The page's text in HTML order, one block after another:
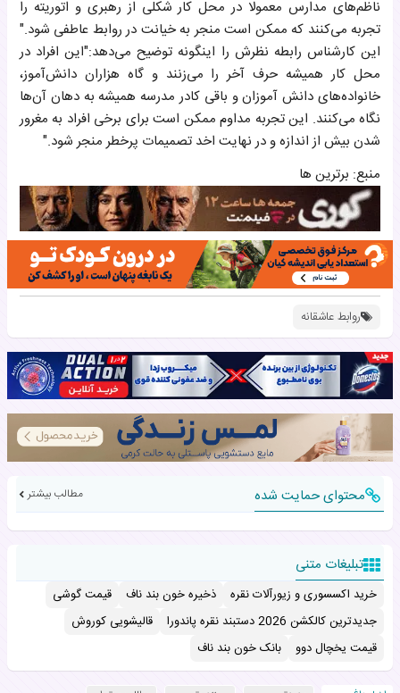
ناظم‌های مدارس معمولا در محل کار شکلی از رهبری و اتوریته را
تجربه می‌کنند که ممکن است منجر به خیانت در روابط عاطفی شود."
این کارشناس رابطه نظرش را اینگونه توضیح می‌دهد:"این افراد در
محل کار همیشه حرف آخر را می‌زنند و گاه هزاران دانش‌آموز،
خانواده‌های دانش آموزان و باقی کادر مدرسه همیشه به دهان آن‌ها
نگاه می‌کنند. این تجربه مداوم ممکن است برای برخی افراد به مغرور
شدن بیش از اندازه و در نهایت اخد تصمیمات پرخطر منجر شود."
منبع: برترین ها
روابط عاشقانه
محتوای حمایت شده مطالب بیشتر
تبلیغات متنی
خرید اکسسوری و زیورآلات نقره ذخیره خون بند ناف
قیمت گوشی
جدیدترین کالکشن 2026 دستبند نقره پاندورا
قالیشویی کوروش
قیمت یخچال دوو
بانک خون بند ناف